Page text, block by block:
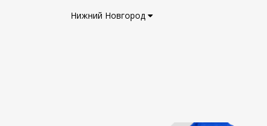
Нижний Новгород